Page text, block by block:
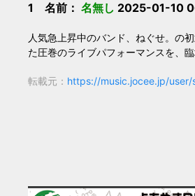
1 名前： 名無し 2025-01-10
人気急上昇中のバンド、ねぐせ。の
た圧巻のライブパフォーマンスを、
転載元： https://music.jocee.jp/